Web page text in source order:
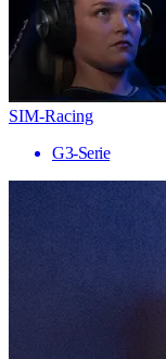
SIM-Racing
G3-Serie